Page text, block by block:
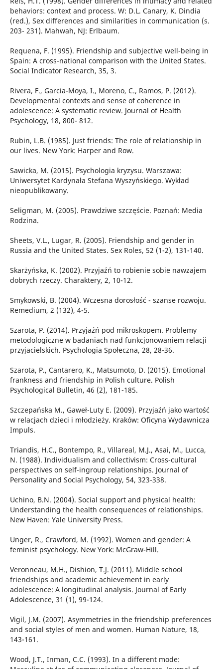
behaviors: context and process. W: D.L. Canary, K. Dindia
(red.), Sex differences and similarities in communication (s.
203- 231). Mahwah, NJ: Erlbaum.
Requena, F. (1995). Friendship and subjective well-being in
Spain: A cross-national comparison with the United States.
Social Indicator Research, 35, 3.
Rivera, F., Garcia-Moya, I., Moreno, C., Ramos, P. (2012).
Developmental contexts and sense of coherence in
adolescence: A systematic review. Journal of Health
Psychology, 18, 800- 812.
Rubin, L.B. (1985). Just friends: The role of relationship in
our lives. New York: Harper and Row.
Sawicka, M. (2015). Psychologia kryzysu. Warszawa:
Uniwersytet Kardynała Stefana Wyszyńskiego. Wykład
nieopublikowany.
Seligman, M. (2005). Prawdziwe szczęście. Poznań: Media
Rodzina.
Sheets, V.L., Lugar, R. (2005). Friendship and gender in
Russia and the United States. Sex Roles, 52 (1-2), 131-140.
Skarżyńska, K. (2002). Przyjaźń to robienie sobie nawzajem
dobrych rzeczy. Charaktery, 2, 10-12.
Smykowski, B. (2004). Wczesna dorosłość - szanse rozwoju.
Remedium, 2 (132), 4-5.
Szarota, P. (2014). Przyjaźń pod mikroskopem. Problemy
metodologiczne w badaniach nad funkcjonowaniem relacji
przyjacielskich. Psychologia Społeczna, 28, 28-36.
Szarota, P., Cantarero, K., Matsumoto, D. (2015). Emotional
frankness and friendship in Polish culture. Polish
Psychological Bulletin, 46 (2), 181-185.
Szczepańska M., Gaweł-Luty E. (2009). Przyjaźń jako wartość
w relacjach dzieci i młodzieży. Kraków: Oficyna Wydawnicza
Impuls.
Triandis, H.C., Bontempo, R., Villareal, M.J., Asai, M., Lucca,
N. (1988). Individualism and collectivism: Cross-cultural
perspectives on self-ingroup relationships. Journal of
Personality and Social Psychology, 54, 323-338.
Uchino, B.N. (2004). Social support and physical health:
Understanding the health consequences of relationships.
New Haven: Yale University Press.
Unger, R., Crawford, M. (1992). Women and gender: A
feminist psychology. New York: McGraw-Hill.
Veronneau, M.H., Dishion, T.J. (2011). Middle school
friendships and academic achievement in early
adolescence: A longitudinal analysis. Journal of Early
Adolescence, 31 (1), 99-124.
Vigil, J.M. (2007). Asymmetries in the friendship preferences
and social styles of men and women. Human Nature, 18,
143-161.
Wood, J.T., Inman, C.C. (1993). In a different mode: